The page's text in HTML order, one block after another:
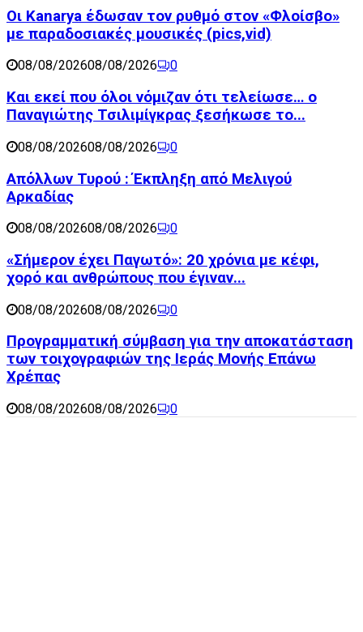
Οι Kanarya έδωσαν τον ρυθμό στον «Φλοίσβο»
με παραδοσιακές μουσικές (pics,vid)
08/08/202608/08/2026 0
Και εκεί που όλοι νόμιζαν ότι τελείωσε… ο
Παναγιώτης Τσιλιμίγκρας ξεσήκωσε το...
08/08/202608/08/2026 0
Απόλλων Τυρού : Έκπληξη από Μελιγού
Αρκαδίας
08/08/202608/08/2026 0
«Σήμερον έχει Παγωτό»: 20 χρόνια με κέφι,
χορό και ανθρώπους που έγιναν...
08/08/202608/08/2026 0
Προγραμματική σύμβαση για την αποκατάσταση
των τοιχογραφιών της Ιεράς Μονής Επάνω
Χρέπας
08/08/202608/08/2026 0